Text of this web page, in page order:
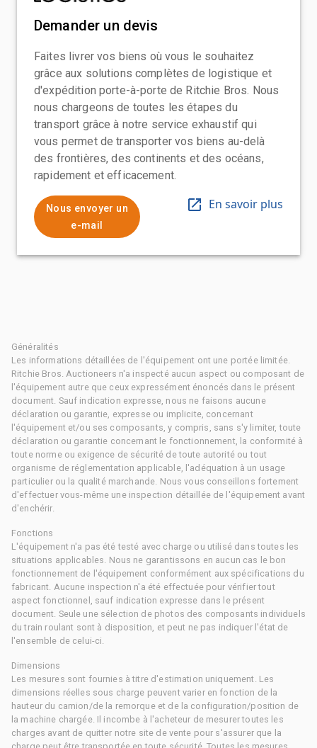
Demander un devis
Faites livrer vos biens où vous le souhaitez
grâce aux solutions complètes de logistique et
d'expédition porte-à-porte de Ritchie Bros. Nous
nous chargeons de toutes les étapes du
transport grâce à notre service exhaustif qui
vous permet de transporter vos biens au-delà
des frontières, des continents et des océans,
rapidement et efficacement.
Nous envoyer un
e-mail
En savoir plus
Généralités
Les informations détaillées de l'équipement ont une portée limitée.
Ritchie Bros. Auctioneers n'a inspecté aucun aspect ou composant de
l'équipement autre que ceux expressément énoncés dans le présent
document. Sauf indication expresse, nous ne faisons aucune
déclaration ou garantie, expresse ou implicite, concernant
l'équipement et/ou ses composants, y compris, sans s'y limiter, toute
déclaration ou garantie concernant le fonctionnement, la conformité à
toute norme ou exigence de sécurité de toute autorité ou tout
organisme de réglementation applicable, l'adéquation à un usage
particulier ou la qualité marchande. Nous vous conseillons fortement
d'effectuer vous-même une inspection détaillée de l'équipement avant
d'enchérir.
Fonctions
L'équipement n'a pas été testé avec charge ou utilisé dans toutes les
situations applicables. Nous ne garantissons en aucun cas le bon
fonctionnement de l'équipement conformément aux spécifications du
fabricant. Aucune inspection n'a été effectuée pour vérifier tout
aspect fonctionnel, sauf indication expresse dans le présent
document. Seule une sélection de photos des composants individuels
du train roulant sont à disposition, et peut ne pas indiquer l'état de
l'ensemble de celui-ci.
Dimensions
Les mesures sont fournies à titre d'estimation uniquement. Les
dimensions réelles sous charge peuvent varier en fonction de la
hauteur du camion/de la remorque et de la configuration/position de
la machine chargée. Il incombe à l'acheteur de mesurer toutes les
charges avant de quitter notre site de vente pour s'assurer que la